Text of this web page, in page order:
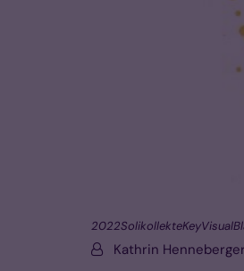
Von:Kathrin Henneberger